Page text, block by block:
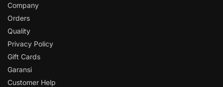
Company
Orders
Quality
Privacy Policy
Gift Cards
Garansi
Customer Help